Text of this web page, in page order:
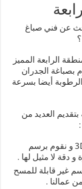
عن فني صباغ
الرابعة المميز
بصباغة الجدران
الرطوبة أيضا بسرعة
بتقديم العديد من
نعمل بالرسم على الجدران بتقنيات 3D و نقوم برسم
دقة لا مثيل لها .
غير قابلة للمسح
عمالنا .